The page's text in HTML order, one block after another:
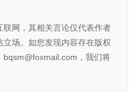
联网，其相关言论仅代表作者
场。如您发现内容存在版权
bqsm@foxmail.com，我们将